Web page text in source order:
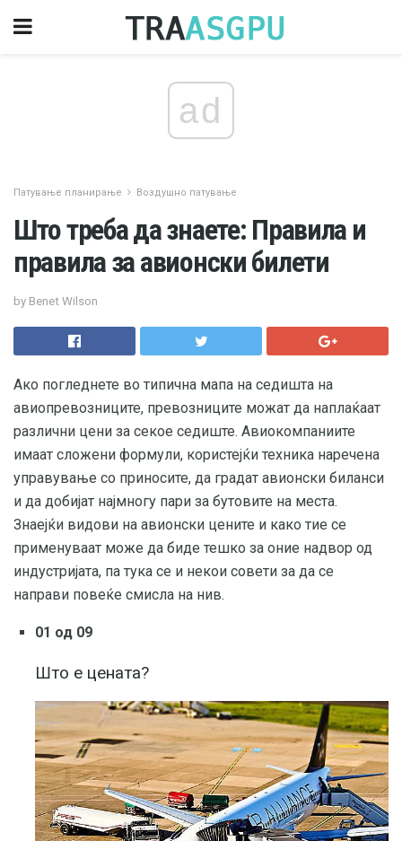
ad
Патување планирање Воздушно патување
Што треба да знаете: Правила и
правила за авионски билети
by Benet Wilson
Ако погледнете во типична мапа на седишта на
авиопревозниците, превозниците можат да наплаќаат
различни цени за секое седиште. Авиокомпаниите
имаат сложени формули, користејќи техника наречена
управување со приносите, да градат авионски биланси
и да добијат најмногу пари за бутовите на места.
Знаејќи видови на авионски цените и како тие се
применуваат може да биде тешко за оние надвор од
индустријата, па тука се и некои совети за да се
направи повеќе смисла на нив.
01 од 09
Што е цената?